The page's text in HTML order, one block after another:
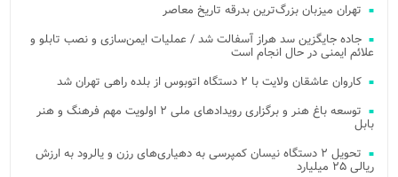
تهران میزبان بزرگ‌ترین بدرقه تاریخ معاصر
جاده جایگزین سد هراز آسفالت شد / عملیات ایمن‌سازی و نصب تابلو و
علائم ایمنی در حال انجام است
کاروان عاشقان ولایت با ۲ دستگاه اتوبوس از بلده راهی تهران شد
توسعه باغ هنر و برگزاری رویدادهای ملی ۲ اولویت مهم فرهنگ و هنر
بابل
تحویل ۲ دستگاه نیسان کمپرسی به دهیاری‌های رزن و یالرود به ارزش
ریالی ۲۵ میلیارد